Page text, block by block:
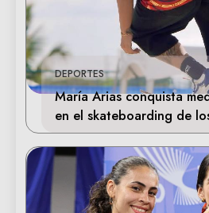
DEPORTES
María Arias conquista
en el skateboarding de
Centroamericanos